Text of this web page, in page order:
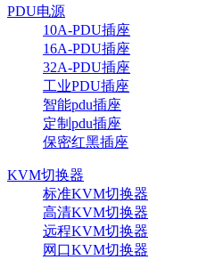
PDU电源
10A-PDU插座
16A-PDU插座
32A-PDU插座
工业PDU插座
智能pdu插座
定制pdu插座
保密红黑插座
KVM切换器
标准KVM切换器
高清KVM切换器
远程KVM切换器
网口KVM切换器